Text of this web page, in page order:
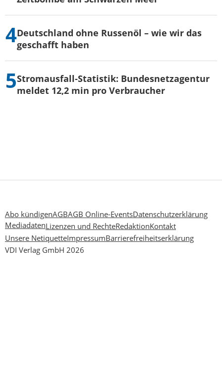
Deutschland ohne Russenöl – wie wir das
geschafft haben
Stromausfall-Statistik: Bundesnetzagentur
meldet 12,2 min pro Verbraucher
Abo kündigenAGBAGB Online-EventsDatenschutzerklärung
MediadatenLizenzen und RechteRedaktionKontakt
Unsere NetiquetteImpressumBarrierefreiheitserklärung
VDI Verlag GmbH 2026